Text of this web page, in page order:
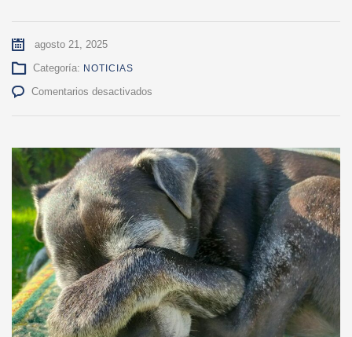
agosto 21, 2025
Categoría: NOTICIAS
Comentarios desactivados
Cuando
la
memoria
tu
mascota
empieza
a
desvanecerse